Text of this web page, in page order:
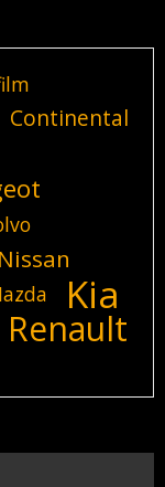
Continental
Nissan
Kia
Renault